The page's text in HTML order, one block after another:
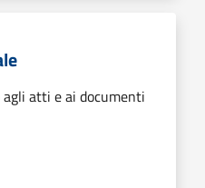
agli atti e ai documenti